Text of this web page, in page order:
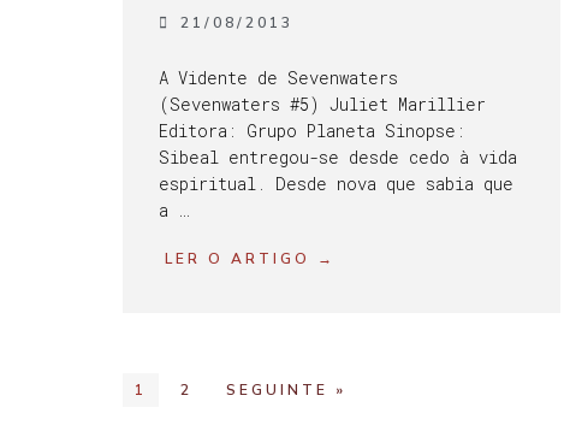
21/08/2013
A Vidente de Sevenwaters
(Sevenwaters #5) Juliet Marillier
Editora: Grupo Planeta Sinopse:
Sibeal entregou-se desde cedo à vida
espiritual. Desde nova que sabia que
a …
LER O ARTIGO →
1 2 SEGUINTE »